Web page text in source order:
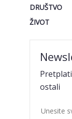
DRUŠTVO
ŽIVOT
ostali